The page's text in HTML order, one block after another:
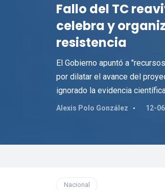
Fallo del TC
celebra y
resistencia
El Gobierno apuntó a
por dilatar el avance del
ignorado la evidencia
Alexis Polo González 12-
Nacional